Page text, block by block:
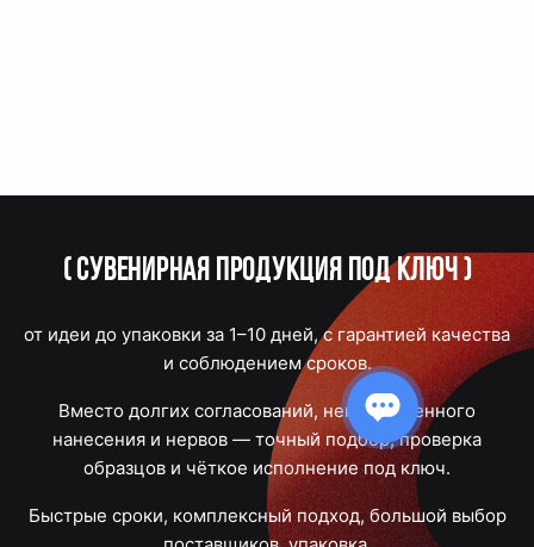
(Сувенирная продукция под ключ)
от идеи до упаковки за 1–10 дней, с гарантией качества
и соблюдением сроков.
Вместо долгих согласований, некачественного
нанесения и нервов — точный подбор, проверка
образцов и чёткое исполнение под ключ.
Быстрые сроки, комплексный подход, большой выбор